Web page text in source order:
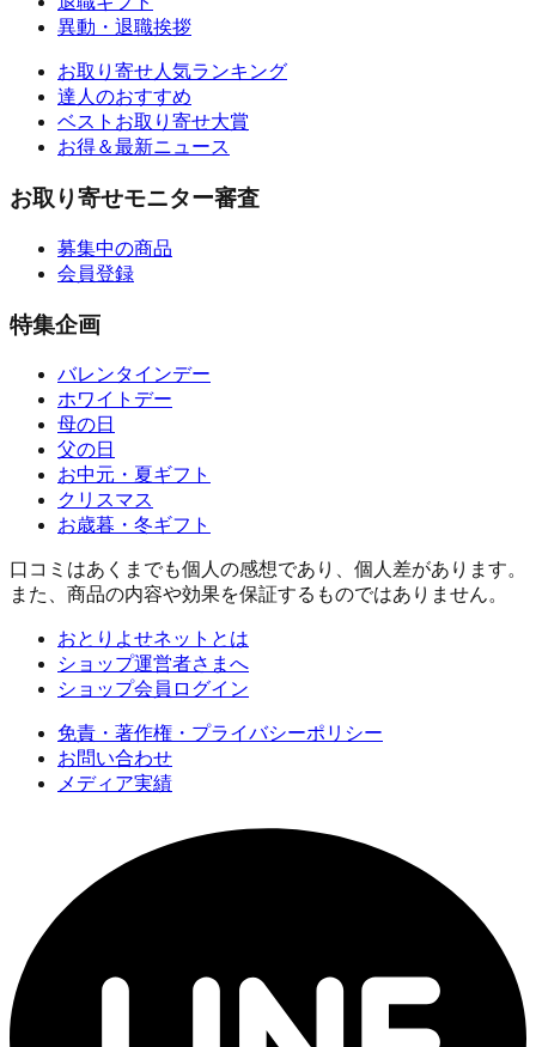
異動・退職挨拶
お取り寄せ人気ランキング
達人のおすすめ
ベストお取り寄せ大賞
お得＆最新ニュース
お取り寄せモニター審査
募集中の商品
会員登録
特集企画
バレンタインデー
ホワイトデー
母の日
父の日
お中元・夏ギフト
クリスマス
お歳暮・冬ギフト
口コミはあくまでも個人の感想であり、個人差があります。
また、商品の内容や効果を保証するものではありません。
おとりよせネットとは
ショップ運営者さまへ
ショップ会員ログイン
免責・著作権・プライバシーポリシー
お問い合わせ
メディア実績